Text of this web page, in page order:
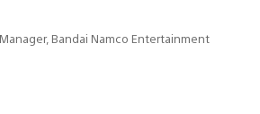
Bandai Namco Entertainment